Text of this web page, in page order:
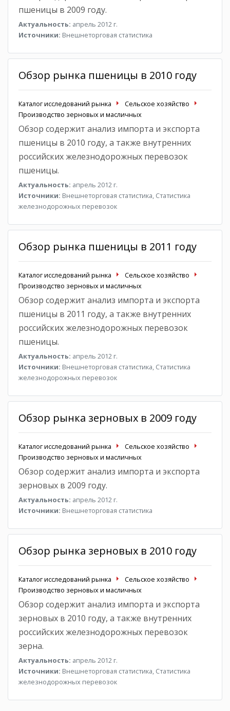
пшеницы в 2009 году.
Актуальность: апрель 2012 г.
Источники: Внешнеторговая статистика
Обзор рынка пшеницы в 2010 году
Каталог исследований рынка
Сельское хозяйство
Производство зерновых и масличных
Обзор содержит анализ импорта и экспорта
пшеницы в 2010 году, а также внутренних
российских железнодорожных перевозок
пшеницы.
Актуальность: апрель 2012 г.
Источники: Внешнеторговая статистика, Статистика
железнодорожных перевозок
Обзор рынка пшеницы в 2011 году
Каталог исследований рынка
Сельское хозяйство
Производство зерновых и масличных
Обзор содержит анализ импорта и экспорта
пшеницы в 2011 году, а также внутренних
российских железнодорожных перевозок
пшеницы.
Актуальность: апрель 2012 г.
Источники: Внешнеторговая статистика, Статистика
железнодорожных перевозок
Обзор рынка зерновых в 2009 году
Каталог исследований рынка
Сельское хозяйство
Производство зерновых и масличных
Обзор содержит анализ импорта и экспорта
зерновых в 2009 году.
Актуальность: апрель 2012 г.
Источники: Внешнеторговая статистика
Обзор рынка зерновых в 2010 году
Каталог исследований рынка
Сельское хозяйство
Производство зерновых и масличных
Обзор содержит анализ импорта и экспорта
зерновых в 2010 году, а также внутренних
российских железнодорожных перевозок
зерна.
Актуальность: апрель 2012 г.
Источники: Внешнеторговая статистика, Статистика
железнодорожных перевозок